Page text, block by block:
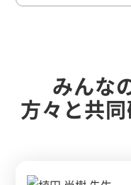
みんな
方々と共